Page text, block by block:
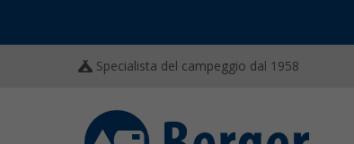
Specialista del campeggio dal 1958